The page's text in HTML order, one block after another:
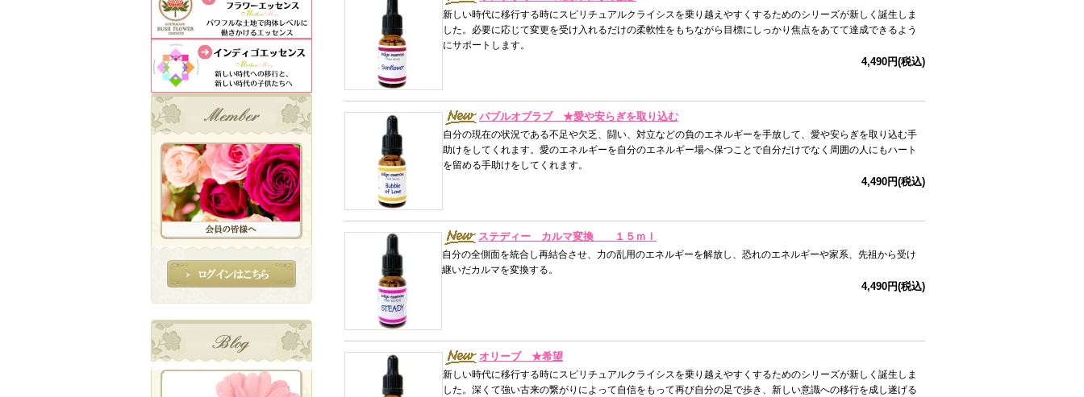
新しい時代に移行する時にスピリチュアルクライシスを乗り越えやすくするためのシリーズが新しく誕生しま
した。必要に応じて変更を受け入れるだけの柔軟性をもちながら目標にしっかり焦点をあてて達成できるよう
にサポートします。
4,490円(税込)
バブルオブラブ ★愛や安らぎを取り込む
自分の現在の状況である不足や欠乏、闘い、対立などの負のエネルギーを手放して、愛や安らぎを取り込む手
助けをしてくれます。愛のエネルギーを自分のエネルギー場へ保つことで自分だけでなく周囲の人にもハート
を留める手助けをしてくれます。
4,490円(税込)
ステディー カルマ変換 １５ｍｌ
自分の全側面を統合し再結合させ、力の乱用のエネルギーを解放し、恐れのエネルギーや家系、先祖から受け
継いだカルマを変換する。
4,490円(税込)
オリーブ ★希望
新しい時代に移行する時にスピリチュアルクライシスを乗り越えやすくするためのシリーズが新しく誕生しま
した。深くて強い古来の繋がりによって自信をもって再び自分の足で歩き、新しい意識への移行を成し遂げる